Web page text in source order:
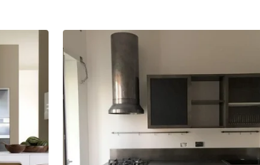
Rückwand aus Keramikfliesen, Küchengeräten aus
schwarzer Arbeitsplatte in Paris